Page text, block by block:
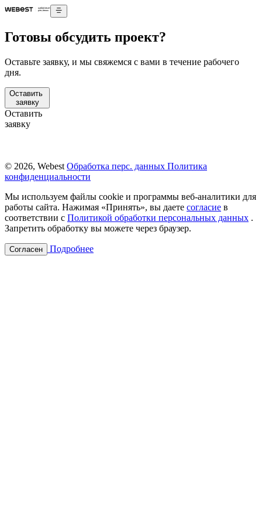
Готовы обсудить проект?
Оставьте заявку, и мы свяжемся с вами в течение рабочего
дня.
Оставить
заявку
Оставить
заявку
© 2026, Webest Обработка перс. данных Политика
конфиденциальности
Мы используем файлы cookie и программы веб-аналитики для
работы сайта. Нажимая «Принять», вы даете согласие в
соответствии с Политикой обработки персональных данных .
Запретить обработку вы можете через браузер.
Согласен Подробнее